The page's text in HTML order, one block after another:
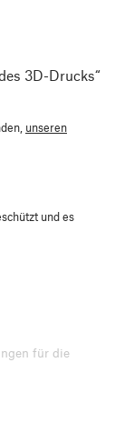
3D-Drucks“
unseren
und es
für die